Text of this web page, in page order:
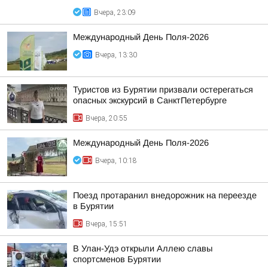
Вчера, 23:09
Международный День Поля-2026
Вчера, 13:30
Туристов из Бурятии призвали остерегаться
опасных экскурсий в СанктПетербурге
Вчера, 20:55
Международный День Поля-2026
Вчера, 10:18
Поезд протаранил внедорожник на переезде
в Бурятии
Вчера, 15:51
В Улан-Удэ открыли Аллею славы
спортсменов Бурятии